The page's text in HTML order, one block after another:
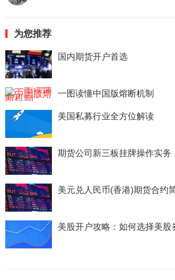
为您推荐
国内期货开户首选
一图读懂中国版熔断机制
美国私募行业全方位解读
期货公司新三板挂牌操作实务
美元兑人民币(香港)期货合约
美股开户攻略：如何选择美股